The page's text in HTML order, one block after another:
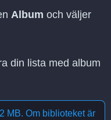
Album och väljer
din lista med album
MB. Om biblioteket är